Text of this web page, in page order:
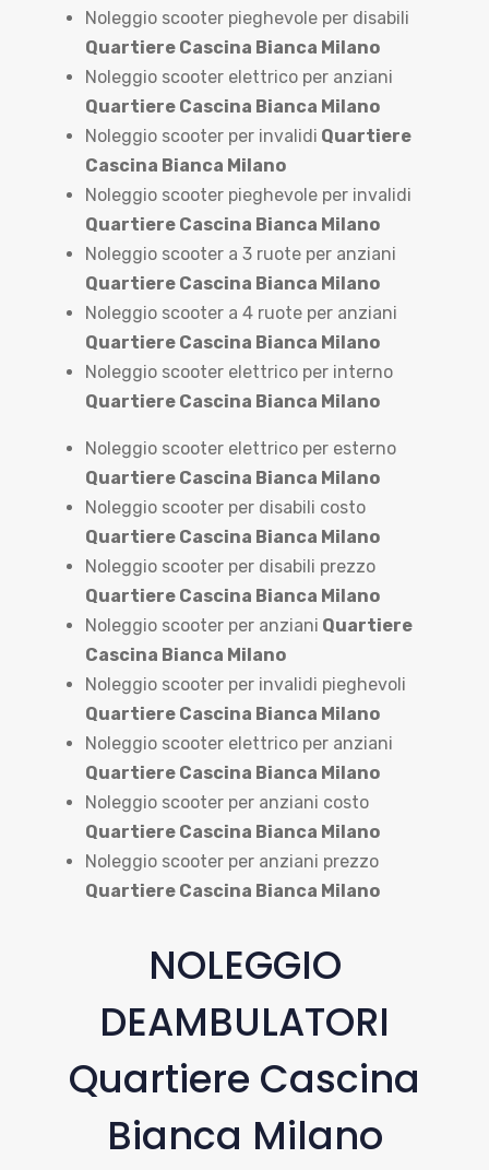
Noleggio scooter pieghevole per disabili
Quartiere Cascina Bianca Milano
Noleggio scooter elettrico per anziani
Quartiere Cascina Bianca Milano
Noleggio scooter per invalidi Quartiere
Cascina Bianca Milano
Noleggio scooter pieghevole per invalidi
Quartiere Cascina Bianca Milano
Noleggio scooter a 3 ruote per anziani
Quartiere Cascina Bianca Milano
Noleggio scooter a 4 ruote per anziani
Quartiere Cascina Bianca Milano
Noleggio scooter elettrico per interno
Quartiere Cascina Bianca Milano
Noleggio scooter elettrico per esterno
Quartiere Cascina Bianca Milano
Noleggio scooter per disabili costo
Quartiere Cascina Bianca Milano
Noleggio scooter per disabili prezzo
Quartiere Cascina Bianca Milano
Noleggio scooter per anziani Quartiere
Cascina Bianca Milano
Noleggio scooter per invalidi pieghevoli
Quartiere Cascina Bianca Milano
Noleggio scooter elettrico per anziani
Quartiere Cascina Bianca Milano
Noleggio scooter per anziani costo
Quartiere Cascina Bianca Milano
Noleggio scooter per anziani prezzo
Quartiere Cascina Bianca Milano
NOLEGGIO
DEAMBULATORI
Quartiere Cascina
Bianca Milano